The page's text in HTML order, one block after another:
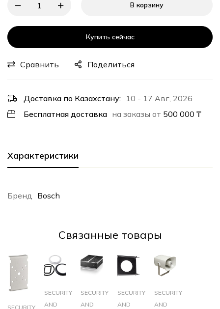
В корзину
Купить сейчас
Сравнить Поделиться
Доставка по Казахстану: 10 - 17 Авг, 2026
Бесплатная доставка на заказы от 500 000 ₸
Характеристики
Бренд Bosch
Cвязанные товары
SECURITY
SECURITY
AND
SECURITY
AND
SECURITY
AND
SECURITY
AND